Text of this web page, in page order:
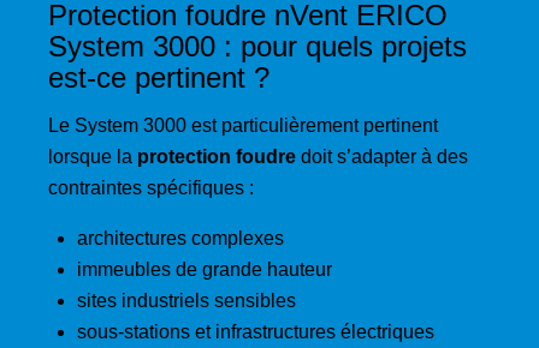
Protection foudre nVent ERICO
System 3000 : pour quels projets
est-ce pertinent ?
Le System 3000 est particulièrement pertinent
lorsque la protection foudre doit s’adapter à des
contraintes spécifiques :
architectures complexes
immeubles de grande hauteur
sites industriels sensibles
sous-stations et infrastructures électriques